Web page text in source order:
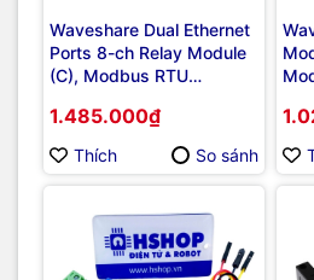
Waveshare Dual Ethernet
Ports 8-ch Relay Module
(C), Modbus RTU
Supply
1.485.000₫
Thích So sánh